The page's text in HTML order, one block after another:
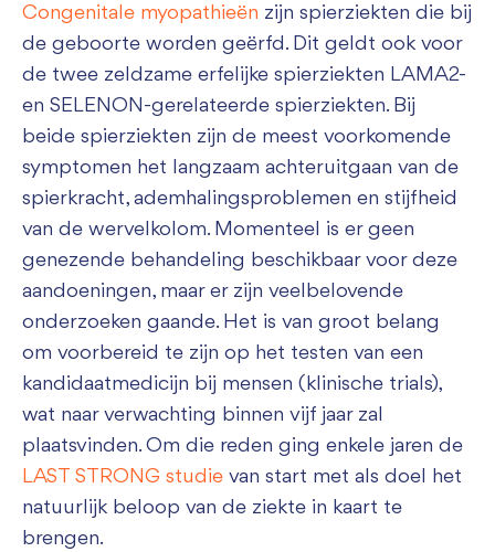
Congenitale myopathieën zijn spierziekten die bij
de geboorte worden geërfd. Dit geldt ook voor
de twee zeldzame erfelijke spierziekten LAMA2-
en SELENON-gerelateerde spierziekten. Bij
beide spierziekten zijn de meest voorkomende
symptomen het langzaam achteruitgaan van de
spierkracht, ademhalingsproblemen en stijfheid
van de wervelkolom. Momenteel is er geen
genezende behandeling beschikbaar voor deze
aandoeningen, maar er zijn veelbelovende
onderzoeken gaande. Het is van groot belang
om voorbereid te zijn op het testen van een
kandidaatmedicijn bij mensen (klinische trials),
wat naar verwachting binnen vijf jaar zal
plaatsvinden. Om die reden ging enkele jaren de
LAST STRONG studie van start met als doel het
natuurlijk beloop van de ziekte in kaart te
brengen.